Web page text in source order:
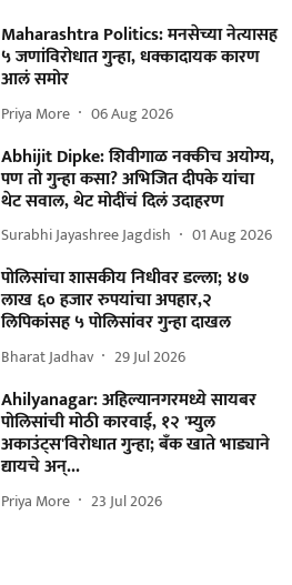
Maharashtra Politics: मनसेच्या नेत्यासह
५ जणांविरोधात गुन्हा, धक्कादायक कारण
आलं समोर
Priya More 06 Aug 2026
Abhijit Dipke: शिवीगाळ नक्कीच अयोग्य,
पण तो गुन्हा कसा? अभिजित दीपके यांचा
थेट सवाल, थेट मोदींचं दिलं उदाहरण
Surabhi Jayashree Jagdish 01 Aug 2026
पोलिसांचा शासकीय निधीवर डल्ला; ४७
लाख ६० हजार रुपयांचा अपहार,२
लिपिकांसह ५ पोलिसांवर गुन्हा दाखल
Bharat Jadhav 29 Jul 2026
Ahilyanagar: अहिल्यानगरमध्ये सायबर
पोलिसांची मोठी कारवाई, १२ 'म्युल
अकाउंट्स'विरोधात गुन्हा; बँक खाते भाड्याने
द्यायचे अन्...
Priya More 23 Jul 2026